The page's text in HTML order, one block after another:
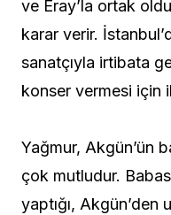
ve Eray’la ortak
karar verir.
sanatçıyla irtibata
konser vermesi için
Yağmur, Akgün’ün
çok mutludur.
yaptığı, Akgün’den